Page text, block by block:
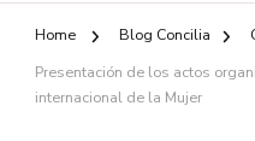
Home Blog Concilia
Presentación de los actos
internacional de la Mujer